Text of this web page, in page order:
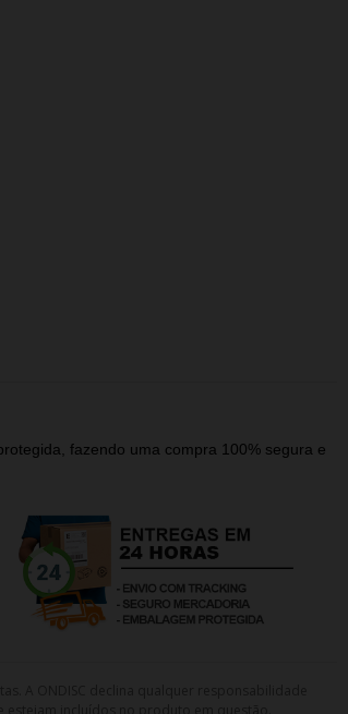
fazendo uma compra 100% segura e